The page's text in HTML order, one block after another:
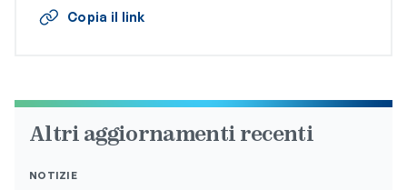
Copia il link
Altri aggiornamenti recenti
NOTIZIE